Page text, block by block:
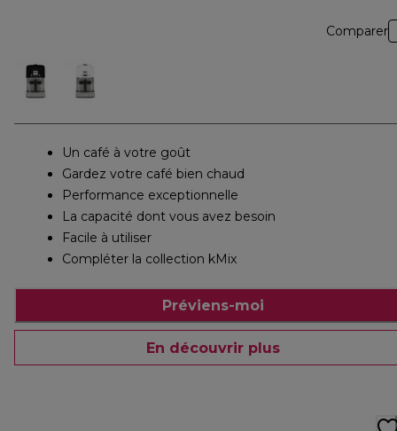
Comparer
Un café à votre goût
Gardez votre café bien chaud
Performance exceptionnelle
La capacité dont vous avez besoin
Facile à utiliser
Compléter la collection kMix
Préviens-moi
En découvrir plus